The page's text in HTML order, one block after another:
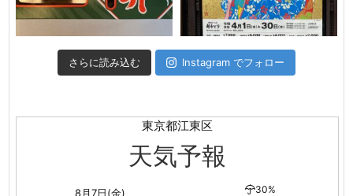
さらに読み込む Instagram でフォロー
東京都江東区
天気予報
8月7日(金) 30%